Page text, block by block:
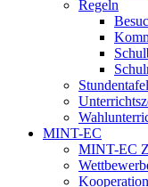
Regeln
Stundentafel
MINT-EC
MINT-EC